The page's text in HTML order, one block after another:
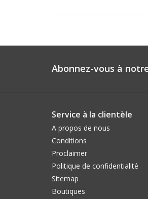
Abonnez-vous à
Service à la clientèle
A propos de nous
Conditions
Proclaimer
Politique de confidentialité
Sitemap
Boutiques